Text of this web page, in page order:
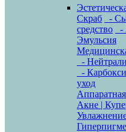
Скраб
-
средство
-
Эмульсия
-
-
уход
Аппаратная
Акне |